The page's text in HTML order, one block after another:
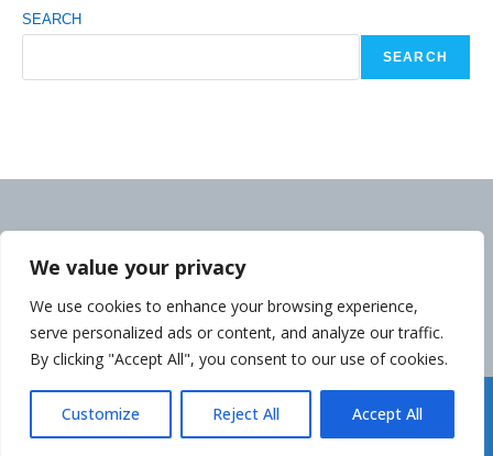
We value your privacy
We use cookies to enhance your browsing experience,
serve personalized ads or content, and analyze our traffic.
By clicking "Accept All", you consent to our use of cookies.
Customize Reject All Accept All
SEARCH
SEARCH
Copyright cambodgeinfo.com 2014-2026